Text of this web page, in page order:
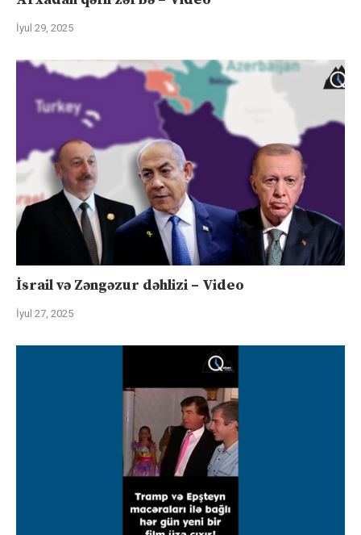
İyul 29, 2025
İsrail və Zəngəzur dəhlizi – Video
İyul 27, 2025